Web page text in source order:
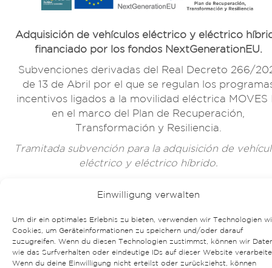
Einwilligung verwalten
Um dir ein optimales Erlebnis zu bieten, verwenden wir Technologien
Cookies, um Geräteinformationen zu speichern und/oder darauf
zuzugreifen. Wenn du diesen Technologien zustimmst, können wir
wie das Surfverhalten oder eindeutige IDs auf dieser Website
Wenn du deine Einwilligung nicht erteilst oder zurückziehst, können
Adquisición de vehículos eléctrico y eléctrico
financiado por los fondos NextGenerationEU.
Subvenciones derivadas del Real Decreto 266/
de 13 de Abril por el que se regulan los
incentivos ligados a la movilidad eléctrica MOVES
en el marco del Plan de Recuperación,
Transformación y Resiliencia.
Tramitada subvención para la adquisición de
eléctrico y eléctrico híbrido.